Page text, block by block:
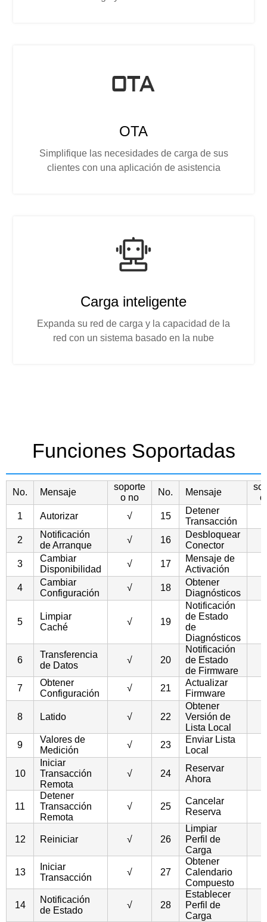
OTA
Simplifique las necesidades de carga de sus
clientes con una aplicación de asistencia
Carga inteligente
Expanda su red de carga y la capacidad de la
red con un sistema basado en la nube
Funciones Soportadas
No. Mensaje
soporte
o no
No. Mensaje
o
1
Autorizar √ 15
Detener
Transacción
2
Notificación
de Arranque
√ 16
Desbloquear
Conector
3
Cambiar
Disponibilidad
√ 17
Mensaje de
Activación
4
Cambiar
Configuración
√ 18
Obtener
Diagnósticos
5
Limpiar
Caché
√ 19
Notificación
de Estado
de
Diagnósticos
6
Transferencia
de Datos
√ 20
Notificación
de Estado
de Firmware
7
Obtener
Configuración
√ 21
Actualizar
Firmware
8 Latido √ 22
Obtener
Versión de
Lista Local
9
Valores de
Medición
√ 23
Enviar Lista
Local
10
Iniciar
Transacción
Remota
√ 24
Reservar
Ahora
11
Detener
Transacción
Remota
√ 25
Cancelar
Reserva
12 Reiniciar √ 26
Limpiar
Perfil de
Carga
13
Iniciar
Transacción
√ 27
Obtener
Calendario
Compuesto
14
Notificación
de Estado
√ 28
Establecer
Perfil de
Carga